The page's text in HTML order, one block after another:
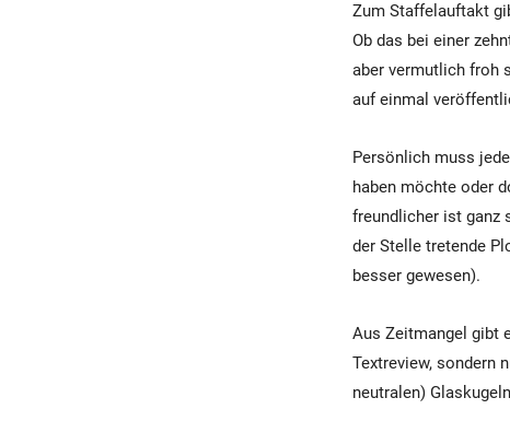
Zum Staffelauftakt
Ob das bei einer
aber vermutlich froh
auf einmal
Persönlich muss
haben möchte oder
freundlicher ist ganz
der Stelle tretende
besser gewesen).
Aus Zeitmangel gibt
Textreview, sondern
neutralen)